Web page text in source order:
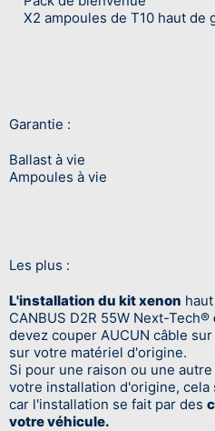
X2 ampoules de T10 haut de
Garantie :
Ballast à vie
Ampoules à vie
Les plus :
L'installation du kit xenon
CANBUS D2R 55W Next-Tech®
devez couper AUCUN câble
sur votre matériel d'origine.
Si pour une raison ou une
votre installation d'origine, cela
car l'installation se fait par des
votre véhicule.